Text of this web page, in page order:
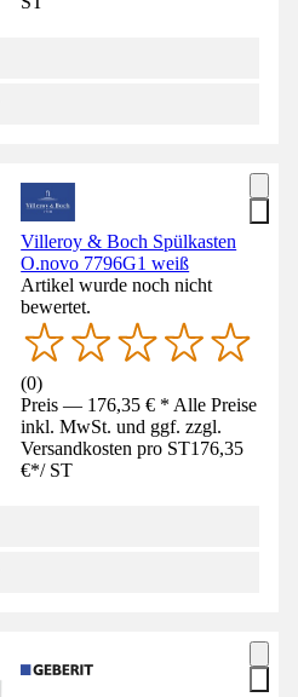
Villeroy & Boch Spülkasten
O.novo 7796G1 weiß
Artikel wurde noch nicht
bewertet.
(0)
Preis — 176,35 € * Alle Preise
inkl. MwSt. und ggf. zzgl.
Versandkosten pro ST176,35
€*/ ST